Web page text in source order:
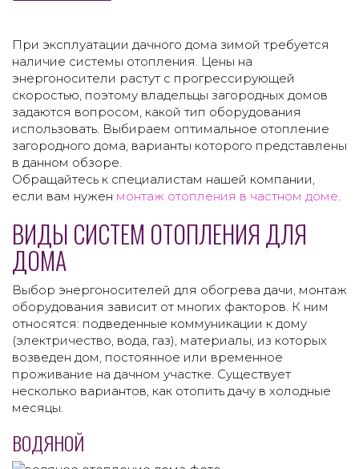
При эксплуатации дачного дома зимой требуется
наличие системы отопления. Цены на
энергоносители растут с прогрессирующей
скоростью, поэтому владельцы загородных домов
задаются вопросом, какой тип оборудования
использовать. Выбираем оптимальное отопление
загородного дома, варианты которого представлены
в данном обзоре.
Обращайтесь к специалистам нашей компании,
если вам нужен монтаж отопления в частном доме.
ВИДЫ СИСТЕМ ОТОПЛЕНИЯ ДЛЯ
ДОМА
Выбор энергоносителей для обогрева дачи, монтаж
оборудования зависит от многих факторов. К ним
относятся: подведенные коммуникации к дому
(электричество, вода, газ), материалы, из которых
возведен дом, постоянное или временное
проживание на дачном участке. Существует
несколько вариантов, как отопить дачу в холодные
месяцы.
ВОДЯНОЙ